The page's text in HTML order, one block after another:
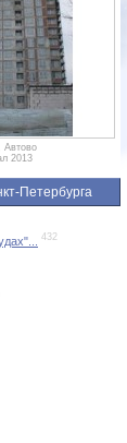
Автово
2013
Петербурга
432